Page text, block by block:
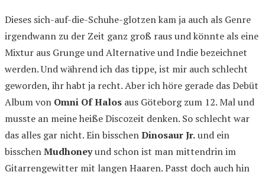
Dieses sich-auf-die-Schuhe-glotzen kam ja auch als Genre
irgendwann zu der Zeit ganz groß raus und könnte als eine
Mixtur aus Grunge und Alternative und Indie bezeichnet
werden. Und während ich das tippe, ist mir auch schlecht
geworden, ihr habt ja recht. Aber ich höre gerade das Debüt
Album von Omni Of Halos aus Göteborg zum 12. Mal und
musste an meine heiße Discozeit denken. So schlecht war
das alles gar nicht. Ein bisschenDinosaur Jr.und ein
bisschenMudhoneyund schon ist man mittendrin im
Gitarrengewitter mit langen Haaren. Passt doch auch hin